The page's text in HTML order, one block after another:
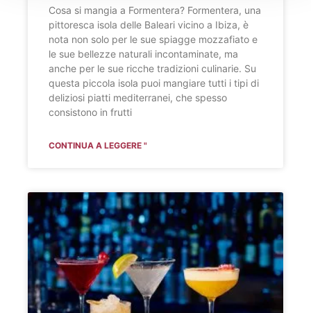
Cosa si mangia a Formentera? Formentera, una
pittoresca isola delle Baleari vicino a Ibiza, è
nota non solo per le sue spiagge mozzafiato e
le sue bellezze naturali incontaminate, ma
anche per le sue ricche tradizioni culinarie. Su
questa piccola isola puoi mangiare tutti i tipi di
deliziosi piatti mediterranei, che spesso
consistono in frutti
CONTINUA A LEGGERE "